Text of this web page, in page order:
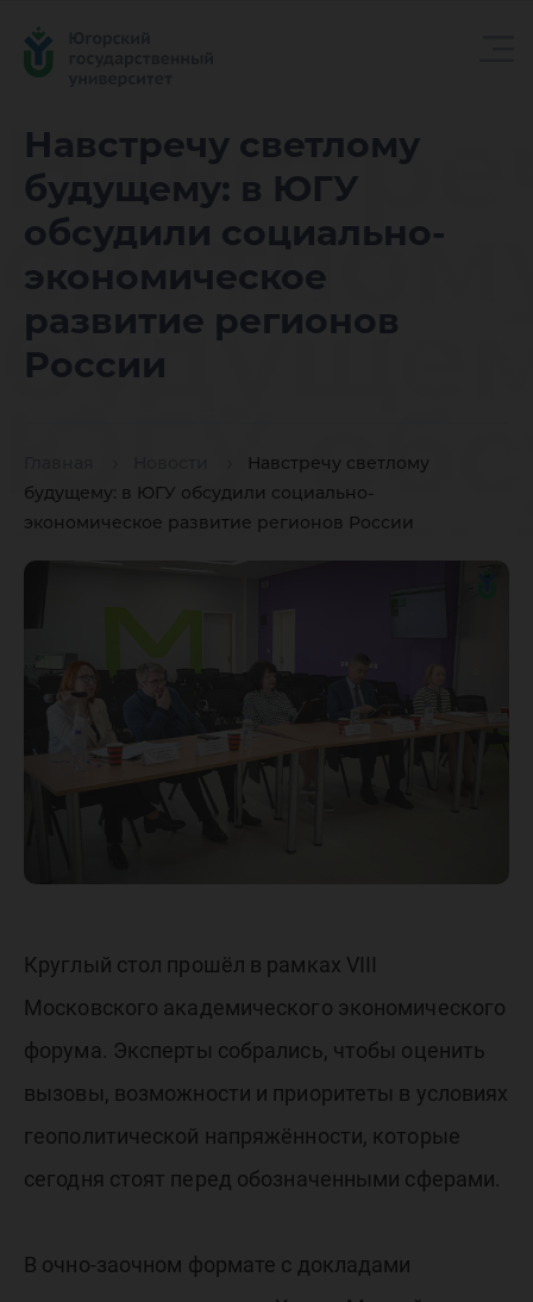
Навстречу светлому
будущему: в ЮГУ
обсудили социально-
экономическое
развитие регионов
России
Навстречу светлому
будущему: в ЮГУ обсудили социально-
экономическое развитие регионов России
ЮГУ
России
Круглый стол прошёл в рамках VIII
Московского академического экономического
форума. Эксперты собрались, чтобы оценить
вызовы, возможности и приоритеты в условиях
геополитической напряжённости, которые
сегодня стоят перед обозначенными сферами.
В очно-заочном формате с докладами